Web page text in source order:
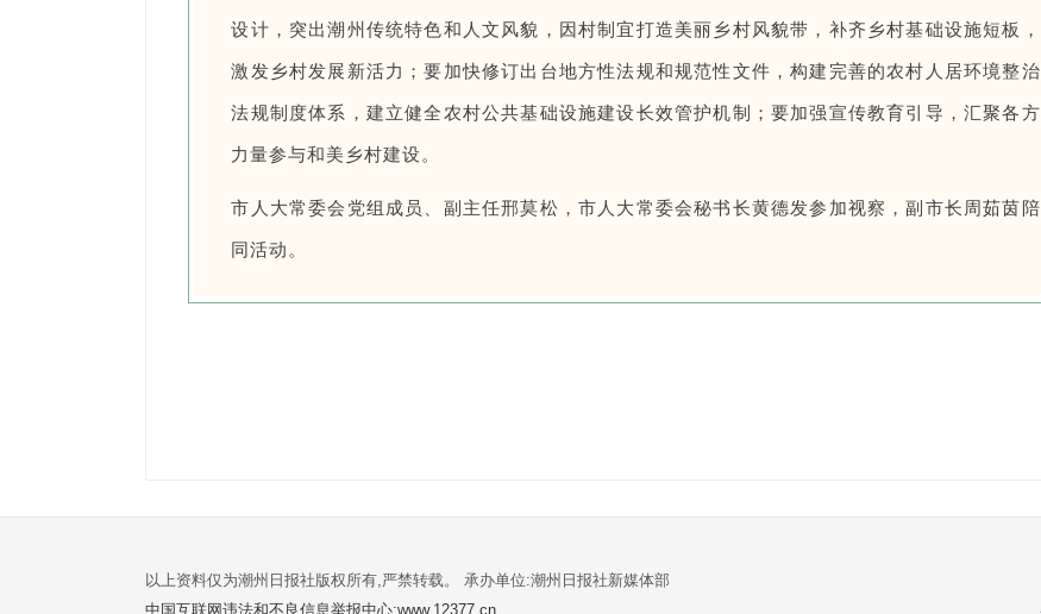
设计，突出潮州传统特色和人文风貌，因村制宜打造美丽乡村风貌带，补齐乡村基础设施短板，
激发乡村发展新活力；要加快修订出台地方性法规和规范性文件，构建完善的农村人居环境整治
法规制度体系，建立健全农村公共基础设施建设长效管护机制；要加强宣传教育引导，汇聚各方
力量参与和美乡村建设。
市人大常委会党组成员、副主任邢莫松，市人大常委会秘书长黄德发参加视察，副市长周茹茵陪
同活动。
以上资料仅为潮州日报社版权所有,严禁转载。 承办单位:潮州日报社新媒体部
中国互联网违法和不良信息举报中心:www.12377.cn